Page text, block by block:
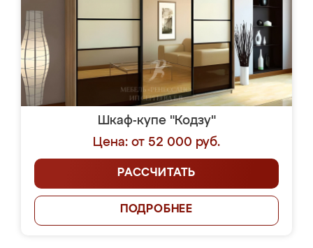
Шкаф-купе "Кодзу"
Цена: от 52 000 руб.
РАССЧИТАТЬ
ПОДРОБНЕЕ